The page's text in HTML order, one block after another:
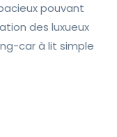
pouvant
des luxueux
car à lit simple